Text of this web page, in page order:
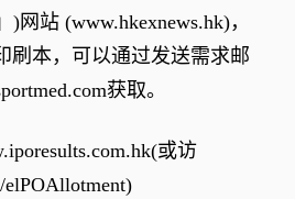
)网站 (www.hkexnews.hk)，
刷本，可以通过发送需求邮
获取。
(或访
)